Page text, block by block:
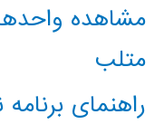
مشاهده
متلب
راهنمای